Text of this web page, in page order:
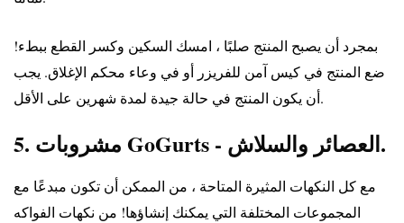
بمجرد أن يصبح المنتج صلبًا ، امسك السكين وكسر القطع ببطء!
ضع المنتج في كيس آمن للفريزر أو في وعاء محكم الإغلاق. يجب
أن يكون المنتج في حالة جيدة لمدة شهرين على الأقل.
5. مشروبات GoGurts - العصائر والسلاش.
مع كل النكهات المثيرة المتاحة ، من الممكن أن تكون مبدعًا مع
المجموعات المختلفة التي يمكنك إنشاؤها! من نكهات الفواكه